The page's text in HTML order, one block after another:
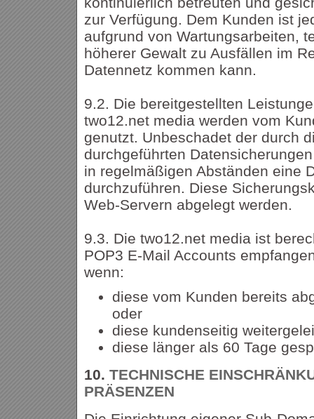
zur Verfügung. Dem Kunden ist
aufgrund von Wartungsarbeiten,
höherer Gewalt zu Ausfällen im
Datennetz kommen kann.
9.2. Die bereitgestellten
two12.net media werden vom
genutzt. Unbeschadet der durch
durchgeführten
in regelmäßigen Abständen eine
durchzuführen. Diese
Web-Servern abgelegt werden.
9.3. Die two12.net media ist
POP3 E-Mail Accounts
wenn:
diese vom Kunden bereits
oder
diese kundenseitig
diese länger als 60 Tage
10. TECHNISCHE
PRÄSENZEN